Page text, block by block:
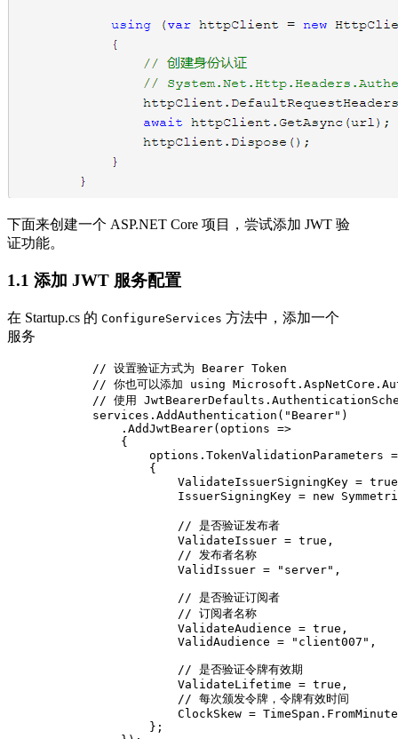
下面来创建一个 ASP.NET Core 项目，尝试添加 JWT 验
证功能。
1.1 添加 JWT 服务配置
在 Startup.cs 的 ConfigureServices 方法中，添加一个
服务
            // 设置验证方式为 Bearer Token
// 你也可以添加 using
// 使用
            services.AddAuthentication("Bearer")
                .AddJwtBearer(options =>
                {
options.TokenValidationParameters
                    {
ValidateIssuerSigningKey =
IssuerSigningKey = new
                        // 是否验证发布者
                        ValidateIssuer = true,
                        // 发布者名称
                        ValidIssuer = "server",
                        // 是否验证订阅者
                        // 订阅者名称
                        ValidateAudience = true,
                        ValidAudience = "client007",
                        // 是否验证令牌有效期
                        ValidateLifetime = true,
                        // 每次颁发令牌，令牌有效时间
ClockSkew =
                    };